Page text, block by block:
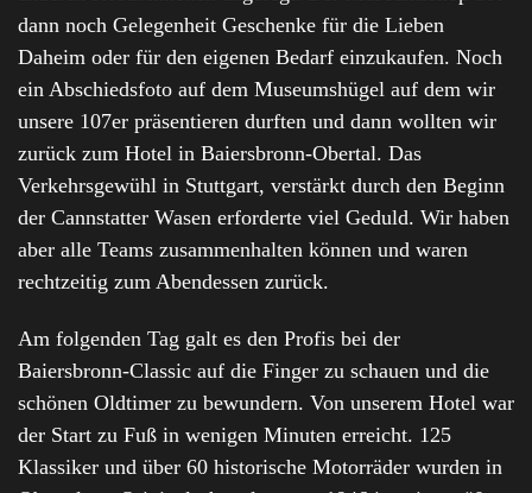
dann noch Gelegenheit Geschenke für die Lieben
Daheim oder für den eigenen Bedarf einzukaufen. Noch
ein Abschiedsfoto auf dem Museumshügel auf dem wir
unsere 107er präsentieren durften und dann wollten wir
zurück zum Hotel in Baiersbronn-Obertal. Das
Verkehrsgewühl in Stuttgart, verstärkt durch den Beginn
der Cannstatter Wasen erforderte viel Geduld. Wir haben
aber alle Teams zusammenhalten können und waren
rechtzeitig zum Abendessen zurück.
Am folgenden Tag galt es den Profis bei der
Baiersbronn-Classic auf die Finger zu schauen und die
schönen Oldtimer zu bewundern. Von unserem Hotel war
der Start zu Fuß in wenigen Minuten erreicht. 125
Klassiker und über 60 historische Motorräder wurden in